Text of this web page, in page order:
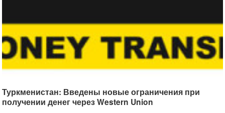
Туркменистан: Введены новые ограничения при
получении денег через Western Union